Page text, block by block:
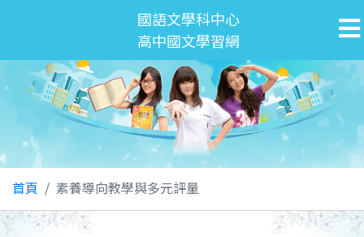
國語文學科中心
高中國文學習網
首頁 素養導向教學與多元評量